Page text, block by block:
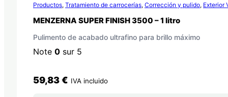
Productos, Tratamiento de carrocerías, Corrección y pulido, Exterior
MENZERNA SUPER FINISH 3500 – 1 litro
Pulimento de acabado ultrafino para brillo máximo
Note 0 sur 5
59,83€ IVA incluido